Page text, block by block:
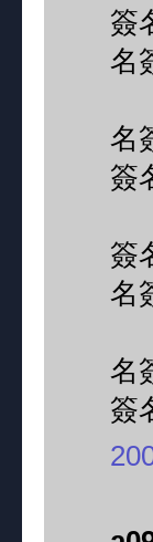
簽
名
名
簽
簽
名
名
簽